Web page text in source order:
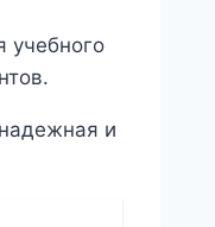
учебного
и